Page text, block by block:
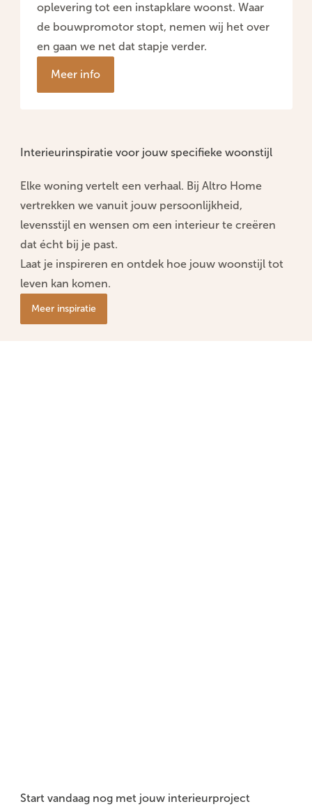
oplevering tot een instapklare woonst. Waar
de bouwpromotor stopt, nemen wij het over
en gaan we net dat stapje verder.
Meer info
Interieurinspiratie voor jouw specifieke woonstijl
Elke woning vertelt een verhaal. Bij Altro Home
vertrekken we vanuit jouw persoonlijkheid,
levensstijl en wensen om een interieur te creëren
dat écht bij je past.
Laat je inspireren en ontdek hoe jouw woonstijl tot
leven kan komen.
Meer inspiratie
Start vandaag nog met jouw interieurproject